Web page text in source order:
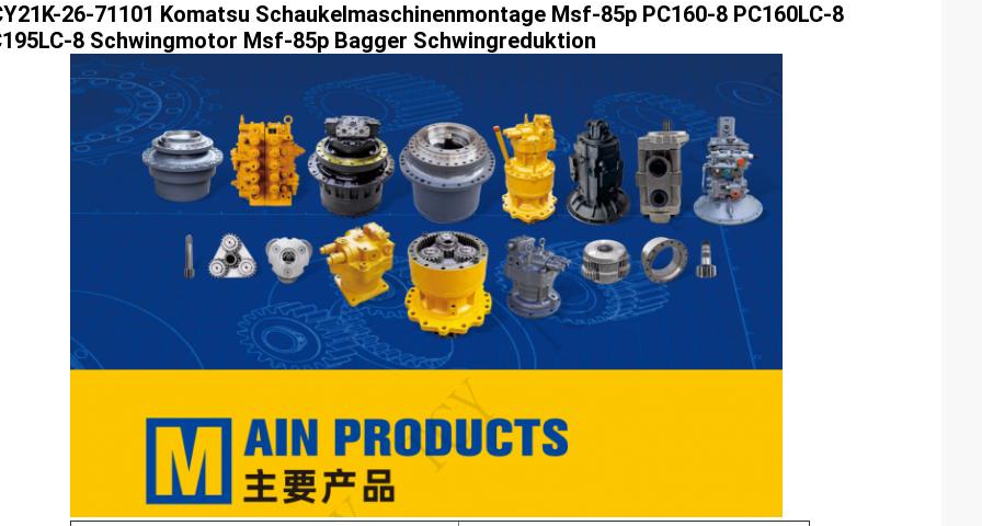
21K-26-71101 Komatsu Schaukelmaschinenmontage Msf-85p PC160-8 PC160LC-8
8 Schwingmotor Msf-85p Bagger Schwingreduktion